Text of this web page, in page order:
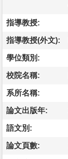
指導教授:
指導教授(外文):
學位類別:
校院名稱:
系所名稱:
論文出版年:
語文別:
論文頁數: